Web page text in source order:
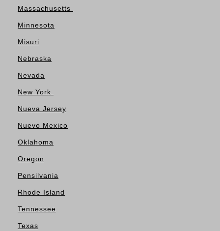
Massachusetts
Minnesota
Misuri
Nebraska
Nevada
New York
Nueva Jersey
Nuevo Mexico
Oklahoma
Oregon
Pensilvania
Rhode Island
Tennessee
Texas